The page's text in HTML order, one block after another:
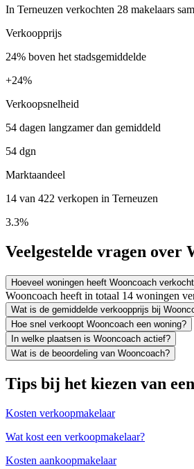
In Terneuzen verkochten 28 makelaars
Verkoopprijs
24% boven het stadsgemiddelde
+24%
Verkoopsnelheid
54 dagen langzamer dan gemiddeld
54 dgn
Marktaandeel
14 van 422 verkopen in Terneuzen
3.3%
Veelgestelde vragen over
Hoeveel woningen heeft Wooncoach
Wooncoach heeft in totaal 14 woningen
Wat is de gemiddelde verkoopprijs bij
Hoe snel verkoopt Wooncoach een woning?
In welke plaatsen is Wooncoach actief?
Wat is de beoordeling van Wooncoach?
Tips bij het kiezen van
Kosten verkoopmakelaar
Wat kost een verkoopmakelaar?
Kosten aankoopmakelaar